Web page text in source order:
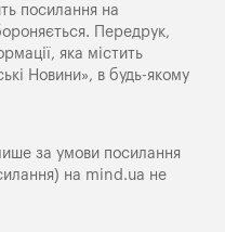
посилання на
Передрук,
яка містить
Новини», в будь-якому
за умови посилання
на mind.ua не